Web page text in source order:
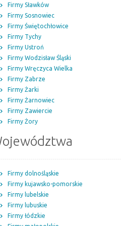
Firmy Sławków
Firmy Sosnowiec
Firmy Świętochłowice
Firmy Tychy
Firmy Ustroń
Firmy Wodzisław Śląski
Firmy Wręczyca Wielka
Firmy Zabrze
Firmy Żarki
Firmy Żarnowiec
Firmy Zawiercie
Firmy Żory
Firmy dolnośląskie
Firmy kujawsko-pomorskie
Firmy lubelskie
Firmy lubuskie
Firmy łódzkie